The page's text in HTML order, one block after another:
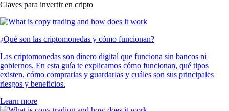
Claves para invertir en cripto
¿Qué son las criptomonedas y cómo funcionan?
Las criptomonedas son dinero digital que funciona sin bancos ni
gobiernos. En esta guía te explicamos cómo funcionan, qué tipos
existen, cómo comprarlas y guardarlas y cuáles son sus principales
riesgos y beneficios.
Learn more